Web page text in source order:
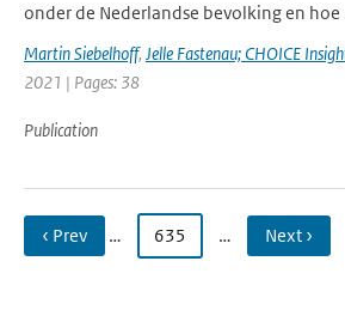
onder de Nederlandse bevolking en hoe
Martin Siebelhoff, Jelle Fastenau; CHOICE
2021 | Pages: 38
Publication
‹ Prev … 635 … Next ›